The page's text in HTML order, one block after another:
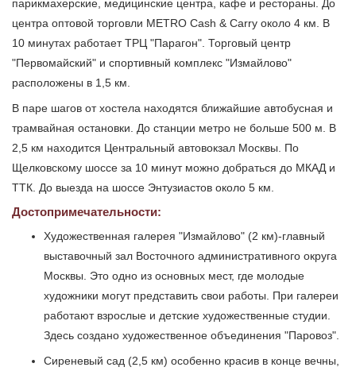
парикмахерские, медицинские центра, кафе и рестораны. До
центра оптовой торговли METRO Cash & Carry около 4 км. В
10 минутах работает ТРЦ "Парагон". Торговый центр
"Первомайский" и спортивный комплекс "Измайлово"
расположены в 1,5 км.
В паре шагов от хостела находятся ближайшие автобусная и
трамвайная остановки. До станции метро не больше 500 м. В
2,5 км находится Центральный автовокзал Москвы. По
Щелковскому шоссе за 10 минут можно добраться до МКАД и
ТТК. До выезда на шоссе Энтузиастов около 5 км.
Достопримечательности:
Художественная галерея "Измайлово" (2 км)-главный
выставочный зал Восточного административного округа
Москвы. Это одно из основных мест, где молодые
художники могут представить свои работы. При галереи
работают взрослые и детские художественные студии.
Здесь создано художественное объединения "Паровоз".
Сиреневый сад (2,5 км) особенно красив в конце вечны,